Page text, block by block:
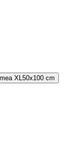
XL 50x100 cm